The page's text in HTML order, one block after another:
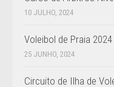
10 JULHO, 2024
Voleibol de Praia 2024
25 JUNHO, 2024
Circuito de Ilha de